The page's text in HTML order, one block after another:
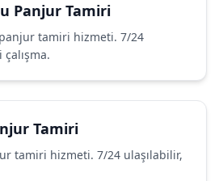
Panjur Tamiri
tamiri hizmeti. 7/24
Tamiri
tamiri hizmeti. 7/24 ulaşılabilir,